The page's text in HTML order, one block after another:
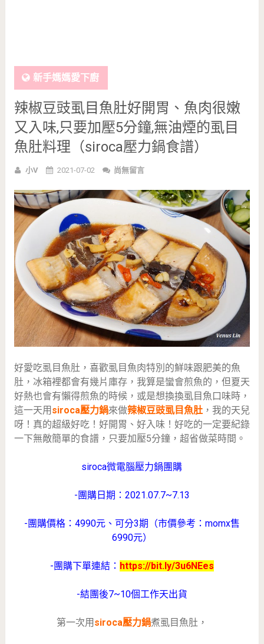
新手媽媽愛下廚
辣椒豆豉虱目魚肚好開胃、魚肉很嫩
又入味,只要加壓5分鐘,無油煙的虱目
魚肚料理（siroca壓力鍋食譜）
小V 2021-07-02 尚無留言
好愛吃虱目魚肚，喜歡虱目魚肉特別的鮮味跟肥美的魚
肚，冰箱裡都會有幾片庫存，我算是蠻會煎魚的，但夏天
好熱也會有懶得煎魚的時候，或是想換換虱目魚口味時，
這一天用 siroca壓力鍋來做辣椒豆豉虱目魚肚，我的天兒
呀！真的超級好吃！好開胃、好入味！好吃的一定要紀錄
一下無敵簡單的食譜，只要加壓5分鐘，超省做菜時間。
siroca微電腦壓力鍋團購
-團購日期：2021.07.7~7.13
-團購價格：4990元、可分3期（市價參考：momx售
6990元）
-團購下單連結： https://bit.ly/3u6NEes
-結團後7~10個工作天出貨
第一次用 siroca壓力鍋煮虱目魚肚，